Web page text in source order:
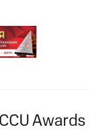
Awards